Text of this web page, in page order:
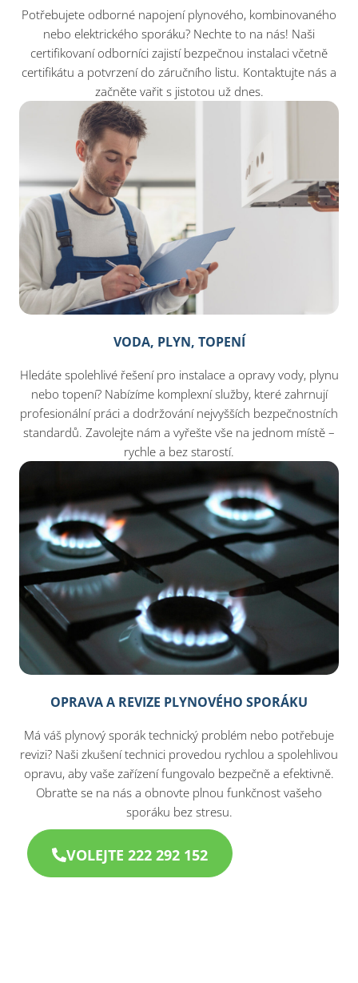
Potřebujete odborné napojení plynového, kombinovaného
nebo elektrického sporáku? Nechte to na nás! Naši
certifikovaní odborníci zajistí bezpečnou instalaci včetně
certifikátu a potvrzení do záručního listu. Kontaktujte nás a
začněte vařit s jistotou už dnes.
VODA, PLYN, TOPENÍ
Hledáte spolehlivé řešení pro instalace a opravy vody, plynu
nebo topení? Nabízíme komplexní služby, které zahrnují
profesionální práci a dodržování nejvyšších bezpečnostních
standardů. Zavolejte nám a vyřešte vše na jednom místě –
rychle a bez starostí.
OPRAVA A REVIZE PLYNOVÉHO SPORÁKU
Má váš plynový sporák technický problém nebo potřebuje
revizi? Naši zkušení technici provedou rychlou a spolehlivou
opravu, aby vaše zařízení fungovalo bezpečně a efektivně.
Obraťte se na nás a obnovte plnou funkčnost vašeho
sporáku bez stresu.
VOLEJTE 222 292 152